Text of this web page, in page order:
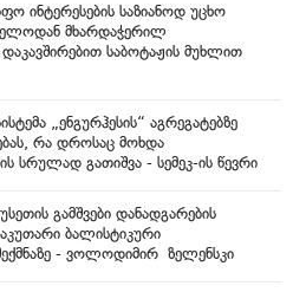
ინტერესების საზიანოდ უცხო
მხარდაჭერილ
საბოტაჟის მუხლით
„ენგურჰესის“ აგრეგატებზე
რა დროსაც მოხდა
სრულად გათიშვა - სემეკ-ის წევრი
გამშვები დანადგარების
ბალისტიკური
- ვოლოდიმირ ზელენსკი